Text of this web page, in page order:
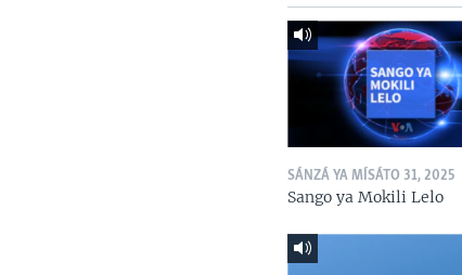
SÁNZÁ YA MÍSÁTO 31, 2025
Sango ya Mokili Lelo